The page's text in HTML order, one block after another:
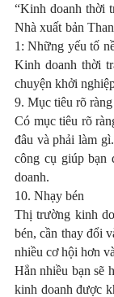
“Kinh doanh thời
Nhà xuất bản
1: Những yếu tố
Kinh doanh thời
chuyện khởi
9. Mục tiêu rõ ràng
Có mục tiêu rõ
đâu và phải làm
công cụ giúp bạn
doanh.
10. Nhạy bén
Thị trường kinh
bén, cần thay đổi
nhiều cơ hội hơn
Hẳn nhiều bạn sẽ
kinh doanh được